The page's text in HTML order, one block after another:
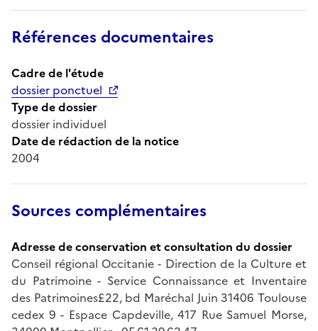
Références documentaires
Cadre de l'étude
dossier ponctuel
Type de dossier
dossier individuel
Date de rédaction de la notice
2004
Sources complémentaires
Adresse de conservation et consultation du dossier
Conseil régional Occitanie - Direction de la Culture et
du Patrimoine - Service Connaissance et Inventaire
des Patrimoines£22, bd Maréchal Juin 31406 Toulouse
cedex 9 - Espace Capdeville, 417 Rue Samuel Morse,